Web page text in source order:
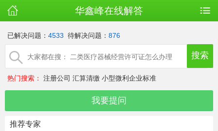
华鑫峰在线解答
已解决问题： 4533 待解决问题： 876
热门搜索： 注册公司 汇算清缴 小型微利企业标准
推荐专家